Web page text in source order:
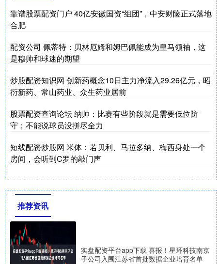
靠谱股票配资门户 40亿安徽国资“组团”，中安财险正式落地
合肥
配资公司 佩蒂特：贝林厄姆和姆巴佩能成为皇马领袖，这
是穆帅和球迷的期望
炒股配资知识网 创新药概念10日主力净流入29.26亿元，昭
衍新药、常山药业、众生药业居前
股票配资查询论坛 纳帅：比赛有些阶段就是需要低位防
守；不能说球员没拼尽全力
短线配资炒股网 米体：若贝利、马拉多纳、梅西身处一个
房间，会听到C罗的敲门声
推荐资讯
实盘配资平台app下载 喜报！星环科技南京
子公司入围江苏省首批数据企业培育名单